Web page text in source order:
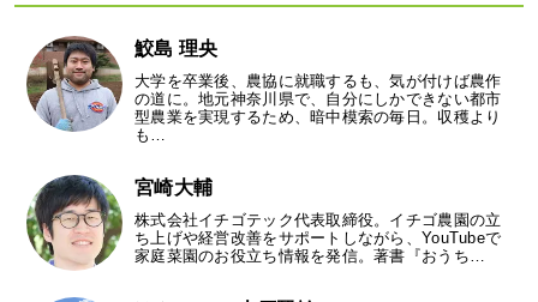
鮫島 理央
大学を卒業後、農協に就職するも、気が付けば農作
の道に。地元神奈川県で、自分にしかできない都市
型農業を実現するため、暗中模索の毎日。収穫より
も…
宮崎大輔
株式会社イチゴテック代表取締役。イチゴ農園の立
ち上げや経営改善をサポートしながら、YouTubeで
家庭菜園のお役立ち情報を発信。著書『おうち…